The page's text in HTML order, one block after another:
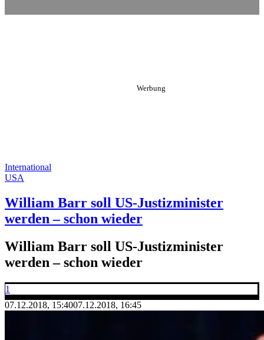
International
USA
William Barr soll US-Justizminister
werden – schon wieder
William Barr soll US-Justizminister
werden – schon wieder
1
07.12.2018, 15:4007.12.2018, 16:45